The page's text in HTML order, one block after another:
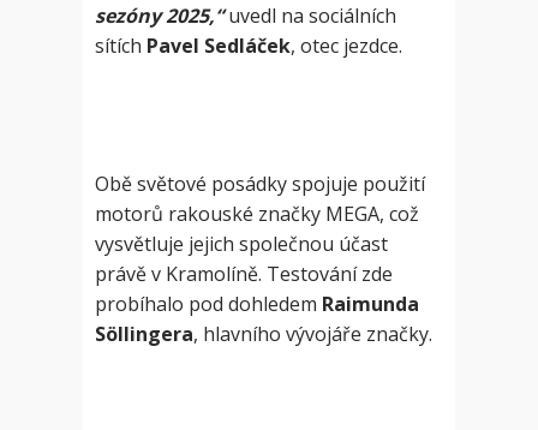
sezóny 2025,“uvedl na sociálních
sítích Pavel Sedláček, otec jezdce.
Obě světové posádky spojuje použití
motorů rakouské značky MEGA, což
vysvětluje jejich společnou účast
právě v Kramolíně. Testování zde
probíhalo pod dohledem Raimunda
Söllingera, hlavního vývojáře značky.